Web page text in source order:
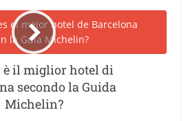
è il miglior hotel di
secondo la Guida
Michelin?